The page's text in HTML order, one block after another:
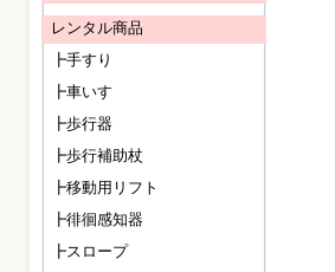
レンタル商品
┣手すり
┣車いす
┣歩行器
┣歩行補助杖
┣移動用リフト
┣徘徊感知器
┣スロープ